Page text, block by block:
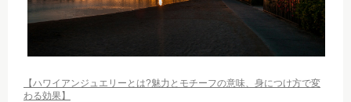
【ハワイアンジュエリーとは?魅力とモチーフの意味、身につけ方で変
わる効果】